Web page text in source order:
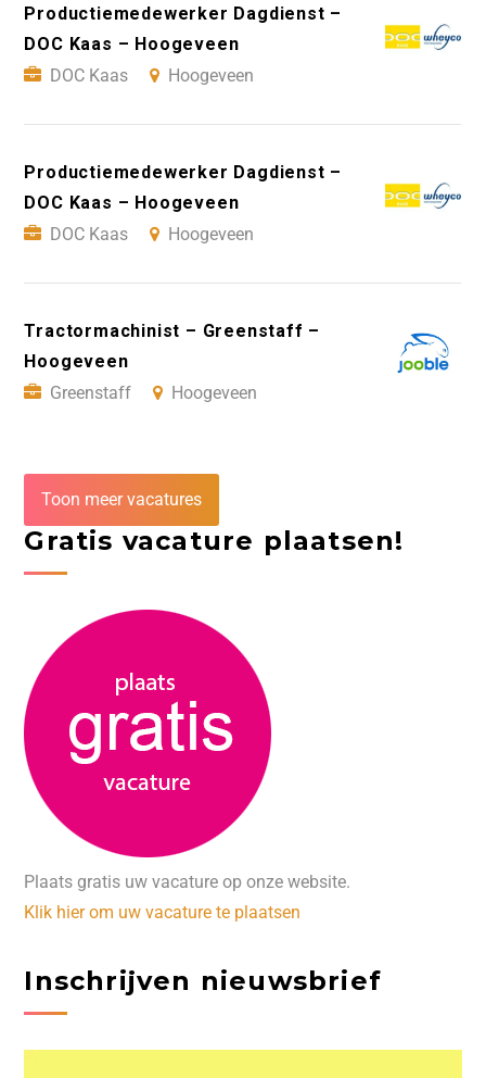
Productiemedewerker Dagdienst –
DOC Kaas – Hoogeveen
DOC Kaas
Hoogeveen
Productiemedewerker Dagdienst –
DOC Kaas – Hoogeveen
DOC Kaas
Hoogeveen
Tractormachinist – Greenstaff –
Hoogeveen
Greenstaff
Hoogeveen
Toon meer vacatures
Gratis vacature plaatsen!
Plaats gratis uw vacature op onze website.
Klik hier om uw vacature te plaatsen
Inschrijven nieuwsbrief